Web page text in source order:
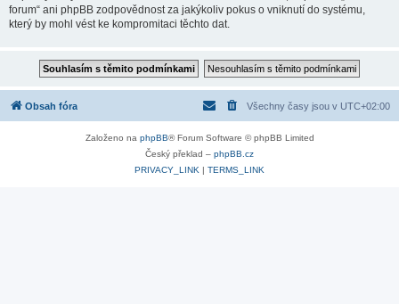
forum“ ani phpBB zodpovědnost za jakýkoliv pokus o vniknutí do systému,
který by mohl vést ke kompromitaci těchto dat.
Obsah fóra Všechny časy jsou v UTC+02:00
Založeno na phpBB® Forum Software © phpBB Limited
Český překlad – phpBB.cz
PRIVACY_LINK | TERMS_LINK